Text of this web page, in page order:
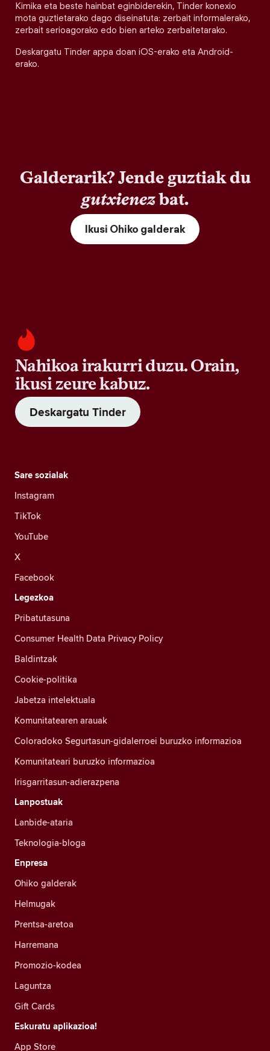
Kimika eta beste hainbat eginbiderekin, Tinder konexio
mota guztietarako dago diseinatuta: zerbait informalerako,
zerbait serioagorako edo bien arteko zerbaitetarako.
Deskargatu Tinder appa doan iOS-erako eta Android-
erako.
Galderarik? Jende guztiak du
gutxienezbat.
Ikusi Ohiko galderak
Nahikoa irakurri duzu. Orain,
ikusi zeure kabuz.
Deskargatu Tinder
Sare sozialak
Instagram
TikTok
YouTube
X
Facebook
Legezkoa
Pribatutasuna
Consumer Health Data Privacy Policy
Baldintzak
Cookie-politika
Jabetza intelektuala
Komunitatearen arauak
Coloradoko Segurtasun-gidalerroei buruzko informazioa
Komunitateari buruzko informazioa
Irisgarritasun-adierazpena
Lanpostuak
Lanbide-ataria
Teknologia-bloga
Enpresa
Ohiko galderak
Helmugak
Prentsa-aretoa
Harremana
Promozio-kodea
Laguntza
Gift Cards
Eskuratu aplikazioa!
App Store